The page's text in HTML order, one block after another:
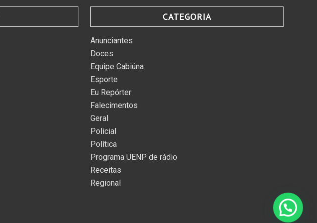
CATEGORIA
Anunciantes
Doces
Equipe Cabiúna
Esporte
Eu Repórter
Falecimentos
Geral
Policial
Política
Programa UENP de rádio
Receitas
Regional